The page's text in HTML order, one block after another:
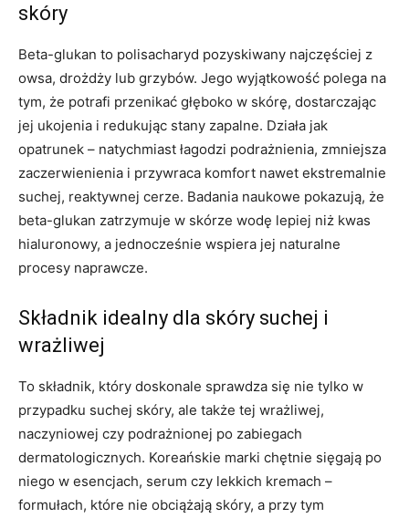
skóry
Beta-glukan to polisacharyd pozyskiwany najczęściej z
owsa, drożdży lub grzybów. Jego wyjątkowość polega na
tym, że potrafi przenikać głęboko w skórę, dostarczając
jej ukojenia i redukując stany zapalne. Działa jak
opatrunek – natychmiast łagodzi podrażnienia, zmniejsza
zaczerwienienia i przywraca komfort nawet ekstremalnie
suchej, reaktywnej cerze. Badania naukowe pokazują, że
beta-glukan zatrzymuje w skórze wodę lepiej niż kwas
hialuronowy, a jednocześnie wspiera jej naturalne
procesy naprawcze.
Składnik idealny dla skóry suchej i
wrażliwej
To składnik, który doskonale sprawdza się nie tylko w
przypadku suchej skóry, ale także tej wrażliwej,
naczyniowej czy podrażnionej po zabiegach
dermatologicznych. Koreańskie marki chętnie sięgają po
niego w esencjach, serum czy lekkich kremach –
formułach, które nie obciążają skóry, a przy tym